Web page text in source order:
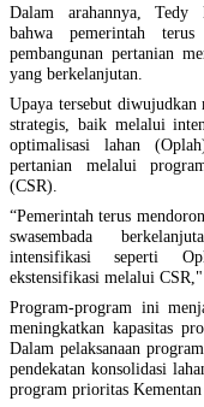
Dalam arahannya, Tedy
bahwa pemerintah terus
pembangunan pertanian
yang berkelanjutan.
Upaya tersebut
strategis, baik melalui
optimalisasi lahan
pertanian melalui
(CSR).
“Pemerintah terus
swasembada
intensifikasi seperti
ekstensifikasi melalui
Program-program ini
meningkatkan kapasitas
Dalam pelaksanaan
pendekatan konsolidasi
program prioritas Kementan